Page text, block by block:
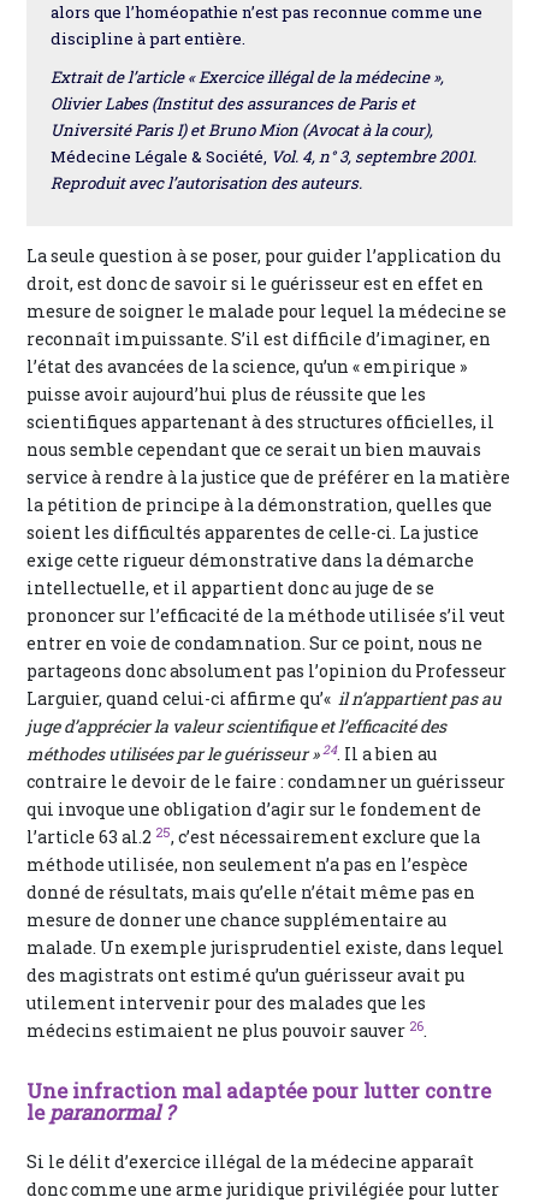
alors que l’homéopathie n’est pas reconnue comme une
discipline à part entière.
Extrait de l’article « Exercice illégal de la médecine »,
Olivier Labes (Institut des assurances de Paris et
Université Paris I) et Bruno Mion (Avocat à la cour),
Médecine Légale & Société, Vol. 4, n° 3, septembre 2001.
Reproduit avec l’autorisation des auteurs.
La seule question à se poser, pour guider l’application du
droit, est donc de savoir si le guérisseur est en effet en
mesure de soigner le malade pour lequel la médecine se
reconnaît impuissante. S’il est difficile d’imaginer, en
l’état des avancées de la science, qu’un « empirique »
puisse avoir aujourd’hui plus de réussite que les
scientifiques appartenant à des structures officielles, il
nous semble cependant que ce serait un bien mauvais
service à rendre à la justice que de préférer en la matière
la pétition de principe à la démonstration, quelles que
soient les difficultés apparentes de celle-ci. La justice
exige cette rigueur démonstrative dans la démarche
intellectuelle, et il appartient donc au juge de se
prononcer sur l’efficacité de la méthode utilisée s’il veut
entrer en voie de condamnation. Sur ce point, nous ne
partageons donc absolument pas l’opinion du Professeur
Larguier, quand celui-ci affirme qu’« il n’appartient pas au
juge d’apprécier la valeur scientifique et l’efficacité des
méthodes utilisées par le guérisseur » 24. Il a bien au
contraire le devoir de le faire : condamner un guérisseur
qui invoque une obligation d’agir sur le fondement de
l’article 63 al.2 25, c’est nécessairement exclure que la
méthode utilisée, non seulement n’a pas en l’espèce
donné de résultats, mais qu’elle n’était même pas en
mesure de donner une chance supplémentaire au
malade. Un exemple jurisprudentiel existe, dans lequel
des magistrats ont estimé qu’un guérisseur avait pu
utilement intervenir pour des malades que les
médecins estimaient ne plus pouvoir sauver 26.
Une infraction mal adaptée pour lutter contre
leparanormal ?
Si le délit d’exercice illégal de la médecine apparaît
donc comme une arme juridique privilégiée pour lutter